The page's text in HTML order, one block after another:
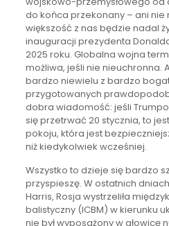
do końca przekonany – ani nie
większość z nas będzie nadal
inauguracji prezydenta
2025 roku. Globalna wojna
możliwa, jeśli nie nieuchronna.
bardzo niewielu z bardzo
przygotowanych
dobra wiadomość: jeśli
się przetrwać 20 stycznia, to
pokoju, która jest
niż kiedykolwiek wcześniej.
Wszystko to dzieje się bardzo
przyspieszę. W ostatnich
Harris, Rosja wystrzeliła
balistyczny (ICBM) w kierunku
nie był wyposażony w głowicę